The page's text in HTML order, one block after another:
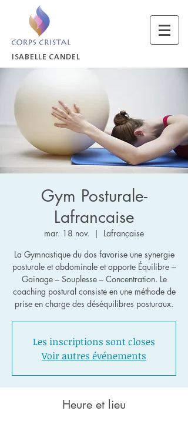
ISABELLE CANDEL
Gym Posturale-
Lafrancaise
mar. 18 nov.
  |
Lafrançaise
La Gymnastique du dos favorise une synergie
posturale et abdominale et apporte Équilibre –
Gainage – Souplesse – Concentration. Le
coaching postural consiste en une méthode de
Les inscriptions sont closes
Voir autres événements
Heure et lieu